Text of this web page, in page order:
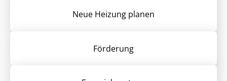
Neue Heizung planen
Förderung